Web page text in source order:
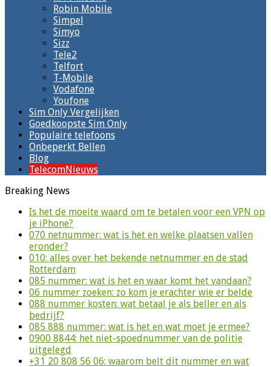
Robin Mobile
Simpel
Simyo
Sizz
Tele2
Telfort
T-Mobile
Vodafone
Youfone
Sim Only Vergelijken
Goedkoopste Sim Only
Populaire telefoons
Onbeperkt Bellen
Blog
TelecomNieuws
Breaking News
Is het de moeite waard om te betalen voor een VPN op
je iPhone?
070 netnummer: wat is het en welke plaatsen vallen
eronder?
010: alles over het bekende netnummer en de stad
Rotterdam
085 nummer: wat is het en waar komt het vandaan?
06 nummer zoeken: zo kom je erachter wie er belde
088 nummer kosten: wat betaal je als beller en als
bedrijf?
085 888 nummer: wat is het en wat moet je ermee?
0900 8844: het niet-spoednummer van de politie
uitgelegd
+31 20 808 56 06: waarom belt dit nummer en wat